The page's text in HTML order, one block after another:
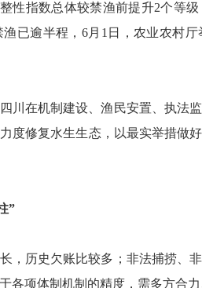
性指数总体较禁渔前提升2个等
已逾半程，6月1日， 农业农村厅
川在机制建设、渔民安置、执法
度修复水生生态，以最实举措做
”
，历史欠账比较多；非法捕捞、
各项体制机制的精度，需多方合力